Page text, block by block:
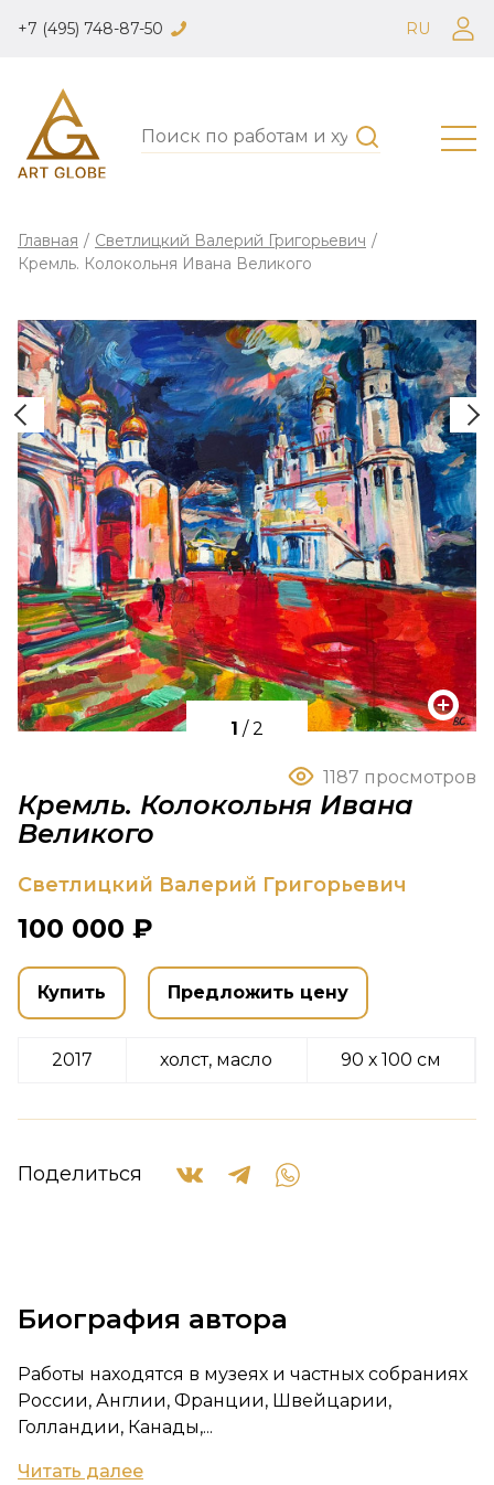
+7 (495) 748-87-50 RU
Главная / Светлицкий Валерий Григорьевич /
Кремль. Колокольня Ивана Великого
1 /2
1187 просмотров
Кремль. Колокольня Ивана
Великого
Светлицкий Валерий Григорьевич
100 000 ₽
Купить Предложить цену
2017 холст, масло 90 х 100 см
Поделиться
Биография автора
Работы находятся в музеях и частных собраниях
России, Англии, Франции, Швейцарии,
Голландии, Канады,...
Читать далее